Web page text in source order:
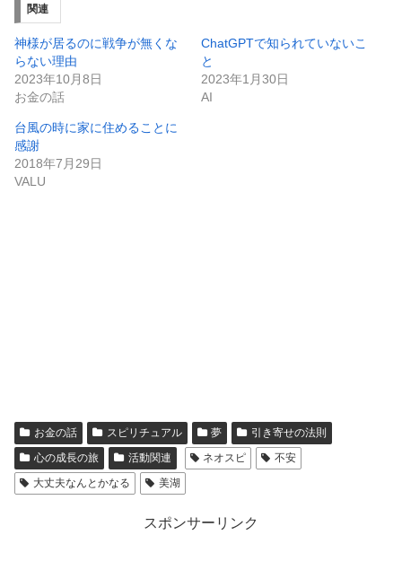
関連
神様が居るのに戦争が無くな
らない理由
2023年10月8日
お金の話
ChatGPTで知られていないこ
と
2023年1月30日
AI
台風の時に家に住めることに
感謝
2018年7月29日
VALU
お金の話 スピリチュアル 夢
引き寄せの法則
心の成長の旅
活動関連 ネオスピ
不安
大丈夫なんとかなる
美湖
スポンサーリンク